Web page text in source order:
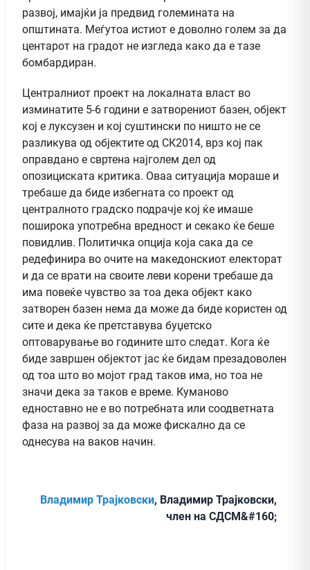
развој, имајќи ја предвид големината на
општината. Меѓутоа истиот е доволно голем за да
центарот на градот не изгледа како да е тазе
бомбардиран.
Централниот проект на локалната власт во
изминатите 5-6 години е затворениот базен, објект
кој е луксузен и кој суштински по ништо не се
разликува од објектите од СК2014, врз кој пак
оправдано е свртена најголем дел од
опозициската критика. Оваа ситуација мораше и
требаше да биде избегната со проект од
централното градско подрачје кој ќе имаше
поширока употребна вредност и секако ќе беше
повидлив. Политичка опција која сака да се
редефинира во очите на македонскиот електорат
и да се врати на своите леви корени требаше да
има повеќе чувство за тоа дека објект како
затворен базен нема да може да биде користен од
сите и дека ќе претставува буџетско
оптоварување во годините што следат. Кога ќе
биде завршен објектот јас ќе бидам презадоволен
од тоа што во мојот град таков има, но тоа не
значи дека за таков е време. Куманово
едноставно не е во потребната или соодветната
фаза на развој за да може фискално да се
однесува на ваков начин.
Владимир Трајковски, Владимир Трајковски,
член на СДСМ&#160;